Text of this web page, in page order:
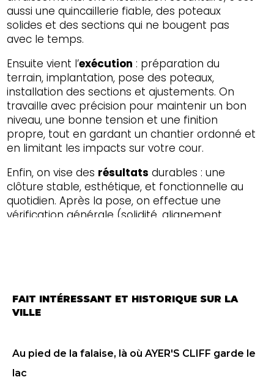
aussi une quincaillerie fiable, des poteaux
solides et des sections qui ne bougent pas
avec le temps.
Ensuite vient l’exécution : préparation du
terrain, implantation, pose des poteaux,
installation des sections et ajustements. On
travaille avec précision pour maintenir un bon
niveau, une bonne tension et une finition
propre, tout en gardant un chantier ordonné et
en limitant les impacts sur votre cour.
Enfin, on vise des résultats durables : une
clôture stable, esthétique, et fonctionnelle au
quotidien. Après la pose, on effectue une
vérification générale (solidité, alignement,
FAIT INTÉRESSANT ET HISTORIQUE SUR LA
VILLE
Au pied de la falaise, là où AYER'S CLIFF garde le
lac